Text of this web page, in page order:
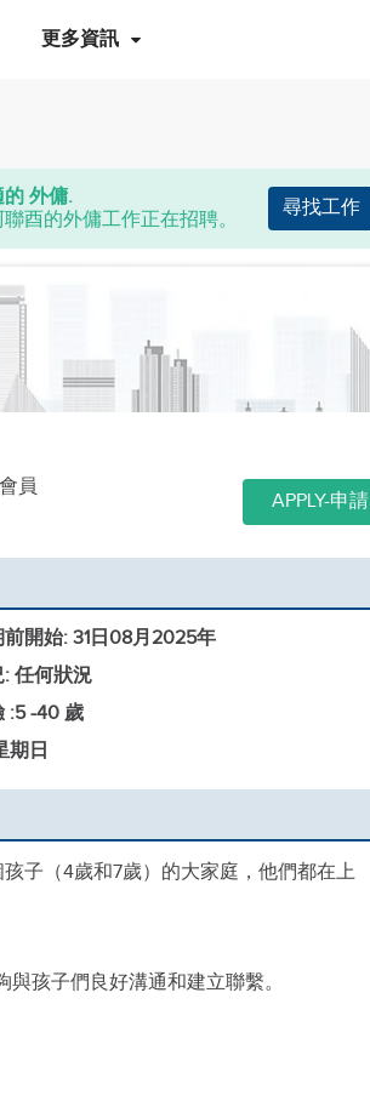
更多資訊
外傭.
酉的外傭工作正在招聘。
尋找工作
員
APPLY-申請
開始: 31日08月2025年
任何狀況
:5 -40 歲
期日
子（4歲和7歲）的大家庭，他們都在上
孩子們良好溝通和建立聯繫。